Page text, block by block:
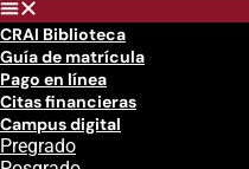
CRAI Biblioteca
Guía de matrícula
Pago en línea
Citas financieras
Campus digital
Pregrado